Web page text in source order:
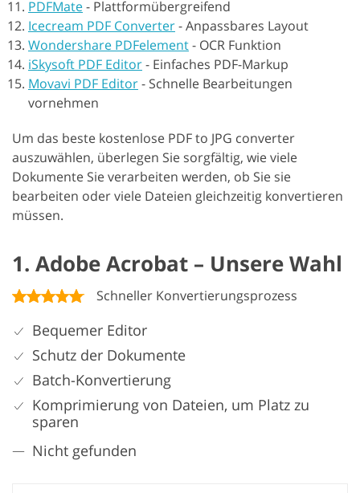
PDFMate- Plattformübergreifend
Icecream PDF Converter-Anpassbares Layout
Wondershare PDFelement- OCR Funktion
iSkysoft PDF Editor- Einfaches PDF-Markup
Movavi PDF Editor- Schnelle Bearbeitungen
vornehmen
Um das beste kostenlose PDF to JPG converter
auszuwählen, überlegen Sie sorgfältig, wie viele
Dokumente Sie verarbeiten werden, ob Sie sie
bearbeiten oder viele Dateien gleichzeitig konvertieren
müssen.
1. Adobe Acrobat – Unsere Wahl
Schneller Konvertierungsprozess
Bequemer Editor
Schutz der Dokumente
Batch-Konvertierung
Komprimierung von Dateien, um Platz zu
sparen
Nicht gefunden